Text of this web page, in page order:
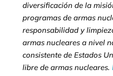
diversificación de la
programas de armas
responsabilidad y
armas nucleares a nivel
consistente de Estados
libre de armas nucleares.